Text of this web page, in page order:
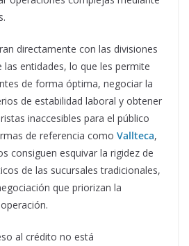
directamente con las divisiones
las entidades, lo que les permite
de forma óptima, negociar la
de estabilidad laboral y obtener
inaccesibles para el público
de referencia como Vallteca,
consiguen esquivar la rigidez de
de las sucursales tradicionales,
que priorizan la
al crédito no está